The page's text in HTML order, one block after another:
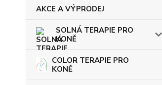
AKCE A VÝPRODEJ
SOLNÁ TERAPIE PRO
KONĚ
COLOR TERAPIE PRO
KONĚ